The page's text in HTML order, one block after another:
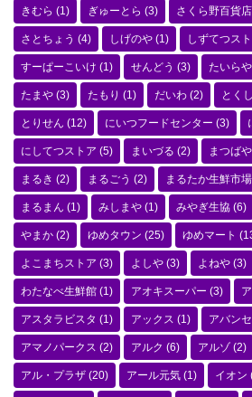
きむら (1) ぎゅーとら (3) さくら野百貨店
さとちょう (4) しげのや (1) しずてつス
すーぱーこいけ (1) せんどう (3) たいらや
たまや (3) たもり (1) だいわ (2) とく
とりせん (12) にいつフードセンター (3)
にしてつストア (5) まいづる (2) まつばや
まるき (2) まるごう (2) まるたか生鮮市場
まるまん (1) みしまや (1) みやぎ生協 (6)
やまか (2) ゆめタウン (25) ゆめマート
よこまちストア (3) よしや (3) よねや (3)
わたなべ生鮮館 (1) アオキスーパー (3)
アスタラビスタ (1) アックス (1) アバンセ
アマノパークス (2) アルク (6) アルゾ(2)
アル・プラザ (20) アール元気 (1) イオン